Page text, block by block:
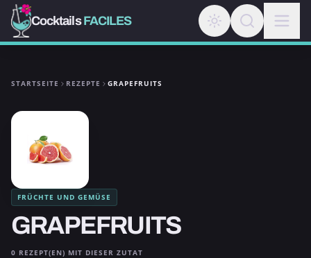
CocktailsFACILES
STARTSEITE REZEPTE GRAPEFRUITS
FRÜCHTE UND GEMÜSE
GRAPEFRUITS
0 REZEPT(EN) MIT DIESER ZUTAT